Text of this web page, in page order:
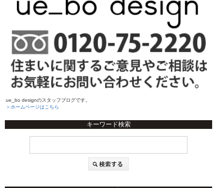
ue_bo designのスタッフブログです。
＞ホームページはこちら
キーワード検索